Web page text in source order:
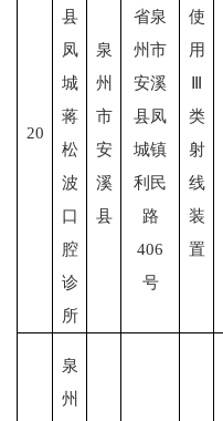
20
县
凤
城
蒋
松
波
口
腔
诊
所
泉
州
市
安
溪
县
省泉
州市
安溪
县凤
城镇
利民
路
406
号
使
用
Ⅲ
类
射
线
装
置
泉
州